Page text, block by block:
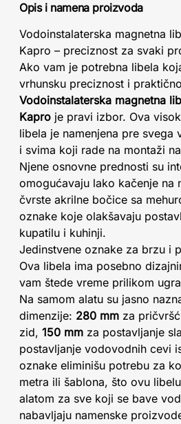
Opis i namena proizvoda
Vodoinstalaterska magnetna
Kapro – preciznost za svaki
Ako vam je potrebna libela
vrhunsku preciznost i
Vodoinstalaterska magnetna
Kapro je pravi izbor. Ova
libela je namenjena pre svega
i svima koji rade na montaži
Njene osnovne prednosti su
omogućavaju lako kačenje na
čvrste akrilne bočice sa
oznake koje olakšavaju
kupatilu i kuhinji.
Jedinstvene oznake za brzu i
Ova libela ima posebno
vam štede vreme prilikom
Na samom alatu su jasno
dimenzije: 280 mm za
zid, 150 mm za postavljanje
postavljanje vodovodnih cevi
oznake eliminišu potrebu za
metra ili šablona, što ovu
alatom za sve koji se bave
nabavljaju namenske